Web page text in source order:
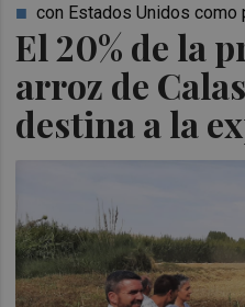
El 20% de la
arroz de
destina a la
con Estados Unidos como